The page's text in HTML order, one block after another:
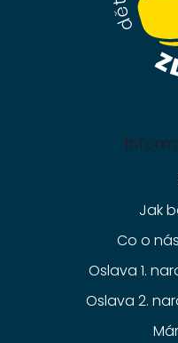
Jak
Co o
Oslava 1.
Oslava 2.